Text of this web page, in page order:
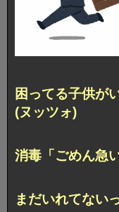
困ってる子供が
(ヌッツォ)
消毒「ごめん急
まだいれてな